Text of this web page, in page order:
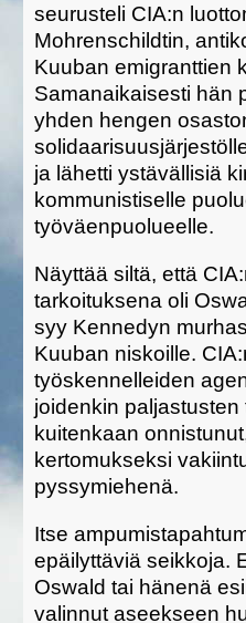
seurusteli CIA:n
Mohrenschildtin,
Kuuban emigranttien
Samanaikaisesti hän
yhden hengen
ja lähetti ystävällisiä
kommunistiselle
työväenpuolueelle.
Näyttää siltä, että
tarkoituksena oli
syy Kennedyn
Kuuban niskoille.
työskennelleiden
joidenkin paljastusten
kuitenkaan
kertomukseksi
pyssymiehenä.
Itse
epäilyttäviä seikkoja.
Oswald tai hänenä
valinnut aseekseen